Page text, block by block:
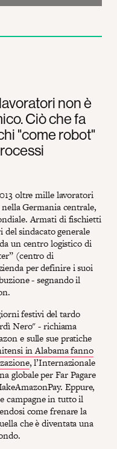
non è
Ciò che fa
"come robot"
oltre mille lavoratori
Germania centrale,
Armati di fischietti
sindacato generale
un centro logistico di
(centro di
per definire i suoi
- segnando il
festivi del tardo
Nero" - richiama
e sulle sue pratiche
in Alabama fanno
, l’Internazionale
globale per Far Pagare
Eppure,
campagne in tutto il
come frenare la
che è diventata una